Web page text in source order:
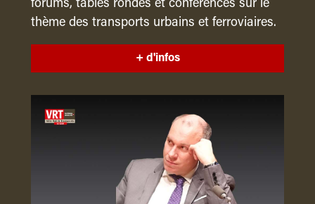
forums, tables rondes et conférences sur le
thème des transports urbains et ferroviaires.
+ d'infos